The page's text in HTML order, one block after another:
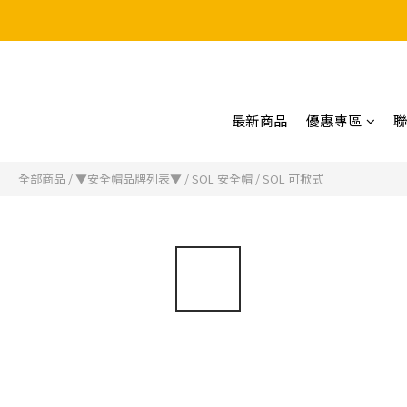
最新商品 優惠專區
全部商品 /▼安全帽品牌列表▼ /SOL 安全帽 /SOL 可掀式